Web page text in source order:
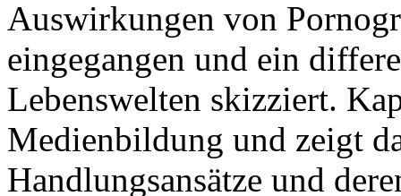
Auswirkungen von
eingegangen und ein
Lebenswelten skizziert.
Medienbildung und zeigt
Handlungsansätze und